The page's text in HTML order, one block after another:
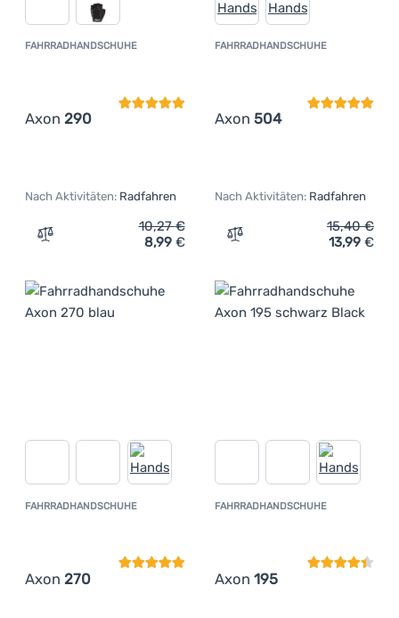
FAHRRADHANDSCHUHE
Axon 290
Kundenbewertung
Nach Aktivitäten: Radfahren
Zum Vergleich 'Fahrradhandschuhe Axon 290'
10,27€
8,99 €
FAHRRADHANDSCHUHE
Axon 504
Nach Aktivitäten: Radfahren
Zum Vergleich
15,40€
13,99 €
FAHRRADHANDSCHUHE
Axon 270
KundenbewertungFAHRRADHANDSCHUHE
Axon 195